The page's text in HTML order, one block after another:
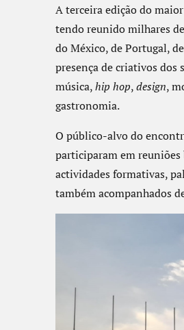
A terceira edição do
tendo reunido milhares
do México, de Portugal,
presença de criativos
música,hip hop,design,
gastronomia.
O público-alvo do
participaram em reuniões
actividades formativas,
também acompanhados